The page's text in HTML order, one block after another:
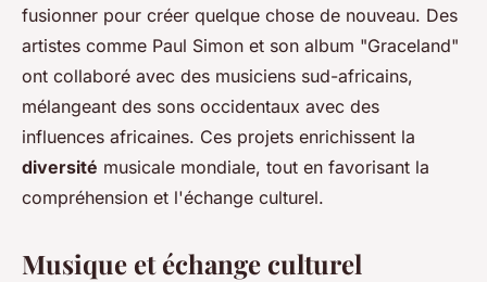
fusionner pour créer quelque chose de nouveau. Des
artistes comme Paul Simon et son album "Graceland"
ont collaboré avec des musiciens sud-africains,
mélangeant des sons occidentaux avec des
influences africaines. Ces projets enrichissent la
diversité musicale mondiale, tout en favorisant la
compréhension et l'échange culturel.
Musique et échange culturel